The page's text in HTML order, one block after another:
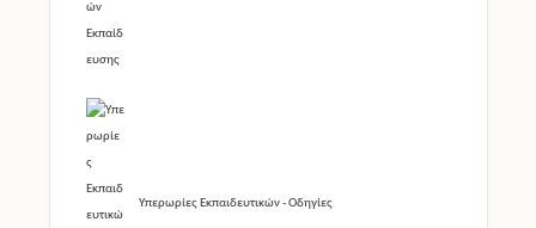
Υπερωρίες Εκπαιδευτικών - Οδηγίες